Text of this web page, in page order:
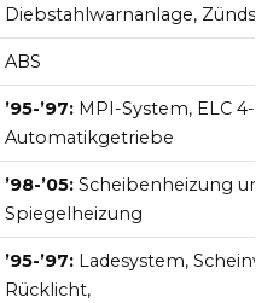
Diebstahlwarnanlage,
ABS
’95-’97: MPI-System, ELC 4-
Automatikgetriebe
’98-’05: Scheibenheizung und
Spiegelheizung
’95-’97: Ladesystem,
Rücklicht,